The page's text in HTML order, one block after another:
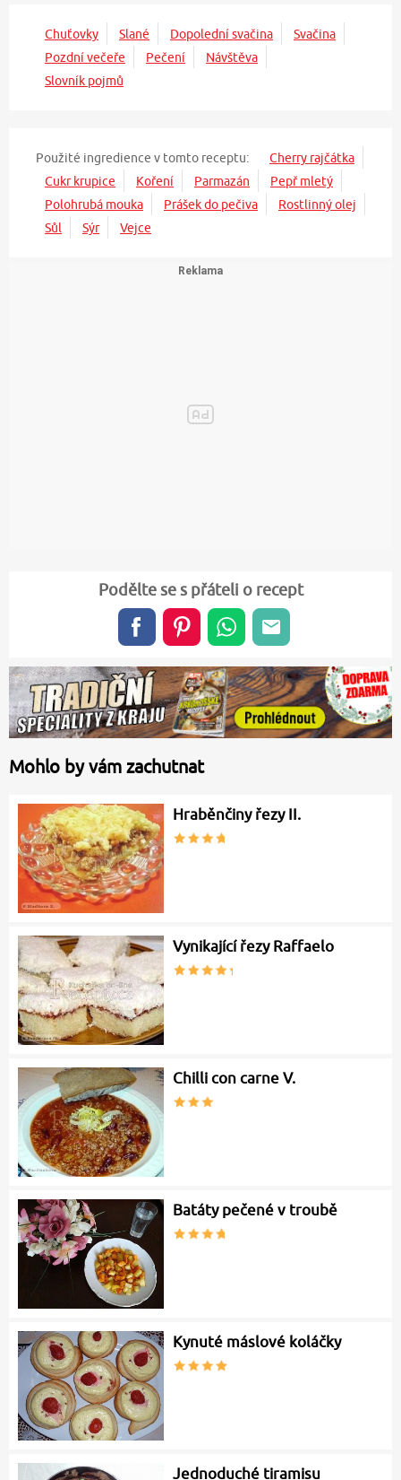
Chuťovky Slané Dopolední svačina
Svačina
Pozdní večeře
Pečení
Návštěva
Slovník pojmů
Použité ingredience v tomto receptu:
Cherry rajčátka
Cukr krupice
Koření Parmazán
Pepř mletý
Polohrubá mouka
Prášek do pečiva
Rostlinný olej
Sůl
Sýr Vejce
Podělte se s přáteli o recept
Mohlo by vám zachutnat
Hraběnčiny řezy II.
Vynikající řezy Raffaelo
Chilli con carne V.
Batáty pečené v troubě
Kynuté máslové koláčky
Jednoduché tiramisu